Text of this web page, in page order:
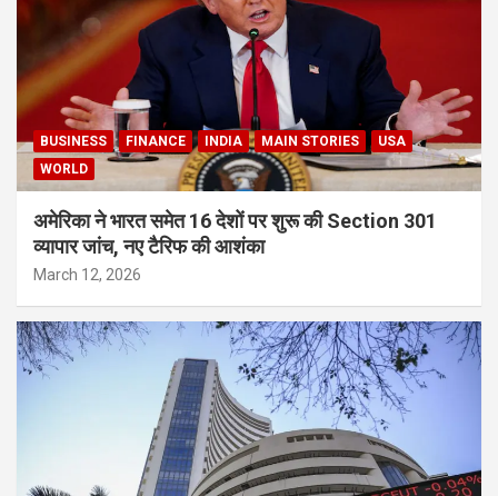
BUSINESS FINANCE INDIA MAIN STORIES
USA
WORLD
अमेरिका ने भारत समेत 16 देशों पर शुरू की Section 301
व्यापार जांच, नए टैरिफ की आशंका
March 12, 2026